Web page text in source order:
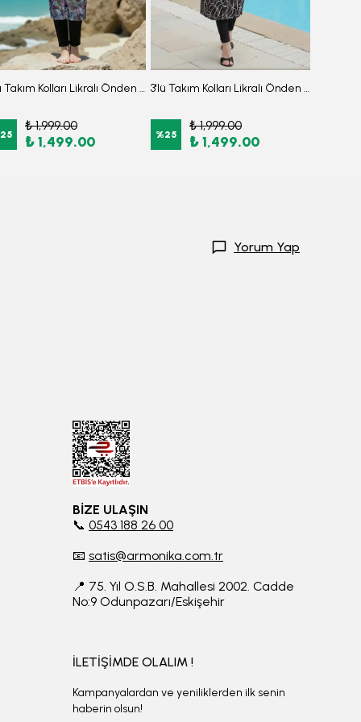
3'lü Takım Kolları Likralı Önden Fermuarlı Yırtmaçlı Maksi Burkini Tesettür Mayo D27
25
₺ 1,999.00
₺ 1,499.00
3'lü Takım Kolları Likralı Önden Fermuarlı Yırtmaçlı Maksi Burkini Tesettür Mayo D26
%25
₺ 1,999.00
₺ 1,499.00
Yorum Yap
BİZE ULAŞIN
📞 0543 188 26 00
📧 satis@armonika.com.tr
📍 75. Yıl O.S.B. Mahallesi 2002. Cadde
No:9 Odunpazarı/Eskişehir
İLETİŞİMDE OLALIM !
Kampanyalardan ve yeniliklerden ilk senin
haberin olsun!